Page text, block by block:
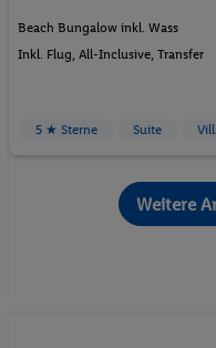
Beach Bungalow inkl. Wass
Inkl. Flug, All-Inclusive, Transfer
5 ★ Sterne Suite
Weitere